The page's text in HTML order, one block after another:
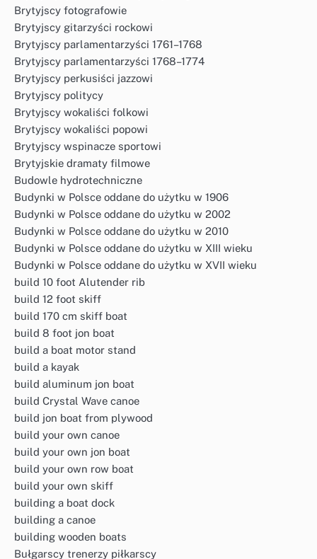
Brytyjscy fotografowie
Brytyjscy gitarzyści rockowi
Brytyjscy parlamentarzyści 1761–1768
Brytyjscy parlamentarzyści 1768–1774
Brytyjscy perkusiści jazzowi
Brytyjscy politycy
Brytyjscy wokaliści folkowi
Brytyjscy wokaliści popowi
Brytyjscy wspinacze sportowi
Brytyjskie dramaty filmowe
Budowle hydrotechniczne
Budynki w Polsce oddane do użytku w 1906
Budynki w Polsce oddane do użytku w 2002
Budynki w Polsce oddane do użytku w 2010
Budynki w Polsce oddane do użytku w XIII wieku
Budynki w Polsce oddane do użytku w XVII wieku
build 10 foot Alutender rib
build 12 foot skiff
build 170 cm skiff boat
build 8 foot jon boat
build a boat motor stand
build a kayak
build aluminum jon boat
build Crystal Wave canoe
build jon boat from plywood
build your own canoe
build your own jon boat
build your own row boat
build your own skiff
building a boat dock
building a canoe
building wooden boats
Bułgarscy trenerzy piłkarscy